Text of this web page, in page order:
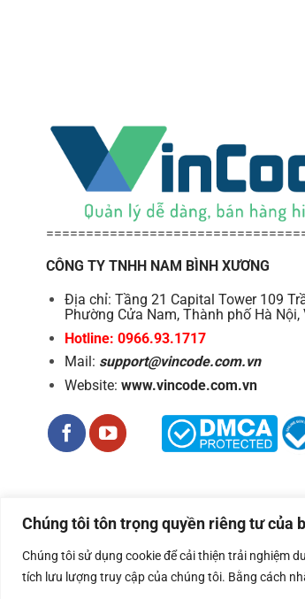
Chúng tôi tôn trọng quyền riêng tư của
Chúng tôi sử dụng cookie để cải thiện trải nghiệm
tích lưu lượng truy cập của chúng tôi. Bằng cách
CÔNG TY TNHH NAM BÌNH XƯƠNG
Địa chỉ: Tầng 21 Capital Tower 109
Phường Cửa Nam, Thành phố Hà Nội,
Hotline: 0966.93.1717
Mail: support@vincode.com.vn
Website: www.vincode.com.vn
Công ty TNHH Nam Bình Xương - Số ĐKKD:
Copyright 2026 ©Nam Binh Xuong